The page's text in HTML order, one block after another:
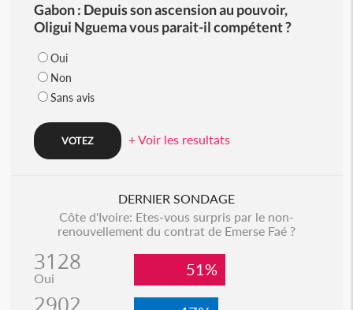
Gabon : Depuis son ascension au pouvoir,
Oligui Nguema vous parait-il compétent ?
Oui
Non
Sans avis
+ Voir les resultats
DERNIER SONDAGE
Côte d'Ivoire: Etes-vous surpris par le non-
renouvellement du contrat de Emerse Faé ?
3128
Oui 51%